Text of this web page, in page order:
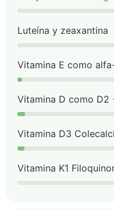
Luteína y zeaxantina
Vitamina E como
Vitamina D como D2
Vitamina D3
Vitamina K1